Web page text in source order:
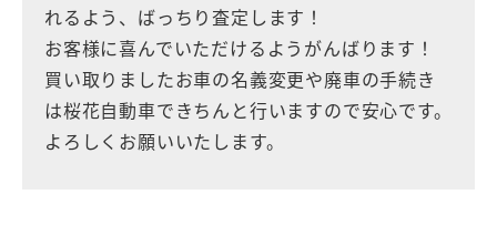
れるよう、ばっちり査定します！
お客様に喜んでいただけるようがんばります！
買い取りましたお車の名義変更や廃車の手続き
は桜花自動車できちんと行いますので安心です。
よろしくお願いいたします。